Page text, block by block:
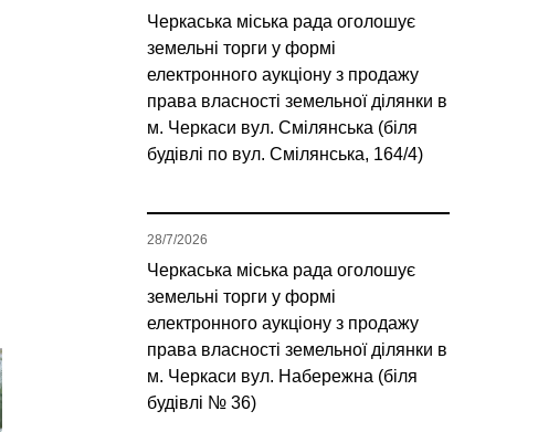
Черкаська міська рада оголошує
земельні торги у формі
електронного аукціону з продажу
права власності земельної ділянки в
м. Черкаси вул. Смілянська (біля
будівлі по вул. Смілянська, 164/4)
Черкаська міська рада оголошує
земельні торги у формі
електронного аукціону з продажу
права власності земельної ділянки в
м. Черкаси вул. Набережна (біля
будівлі № 36)
28/7/2026